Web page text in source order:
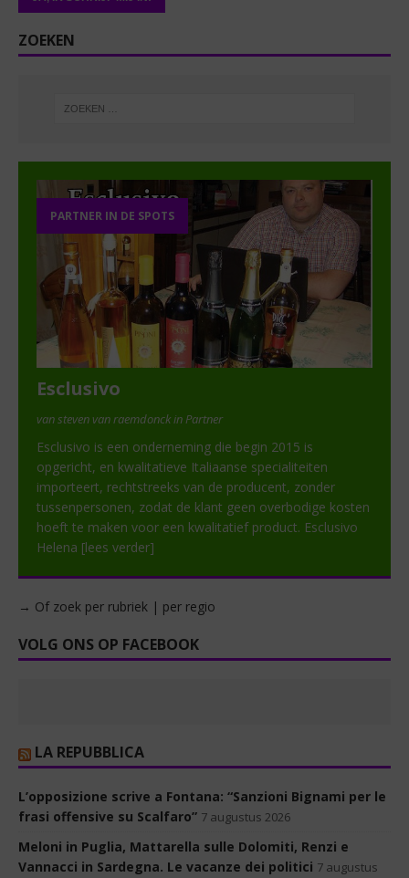
ZOEKEN
PARTNER IN DE SPOTS
Esclusivo
van steven van raemdonck in Partner
Esclusivo is een onderneming die begin 2015 is
opgericht, en kwalitatieve Italiaanse specialiteiten
importeert, rechtstreeks van de producent, zonder
tussenpersonen, zodat de klant geen overbodige kosten
hoeft te maken voor een kwalitatief product. Esclusivo
Helena [lees verder]
→ Of zoek per rubriek | per regio
VOLG ONS OP FACEBOOK
LA REPUBBLICA
L’opposizione scrive a Fontana: “Sanzioni Bignami per le
frasi offensive su Scalfaro” 7 augustus 2026
Meloni in Puglia, Mattarella sulle Dolomiti, Renzi e
Vannacci in Sardegna. Le vacanze dei politici 7 augustus